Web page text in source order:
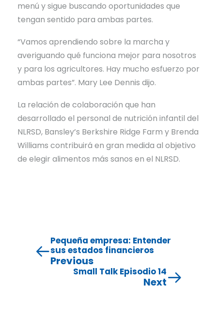
menú y sigue buscando oportunidades que
tengan sentido para ambas partes.
“Vamos aprendiendo sobre la marcha y
averiguando qué funciona mejor para nosotros
y para los agricultores. Hay mucho esfuerzo por
ambas partes”. Mary Lee Dennis dijo.
La relación de colaboración que han
desarrollado el personal de nutrición infantil del
NLRSD, Bansley’s Berkshire Ridge Farm y Brenda
Williams contribuirá en gran medida al objetivo
de elegir alimentos más sanos en el NLRSD.
Pequeña empresa: Entender
sus estados financieros
Previous
Small Talk Episodio 14
Next